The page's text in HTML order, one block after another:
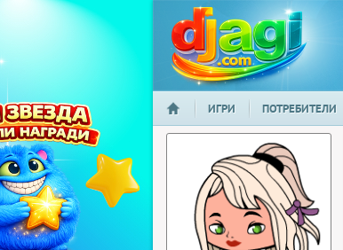
НАЧАЛО
ИГРИ ПОТРЕБИТЕЛИ